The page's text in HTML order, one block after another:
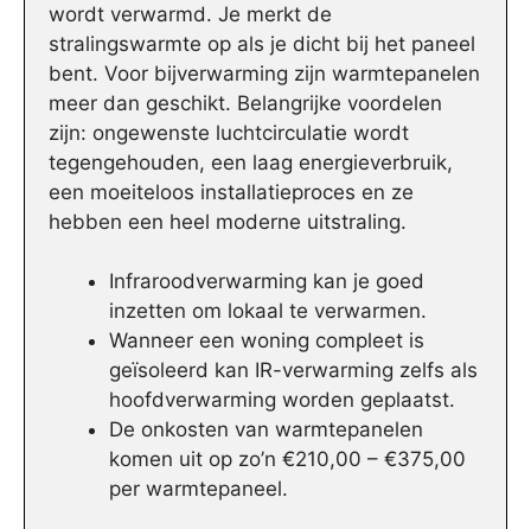
wordt verwarmd. Je merkt de
stralingswarmte op als je dicht bij het paneel
bent. Voor bijverwarming zijn warmtepanelen
meer dan geschikt. Belangrijke voordelen
zijn: ongewenste luchtcirculatie wordt
tegengehouden, een laag energieverbruik,
een moeiteloos installatieproces en ze
hebben een heel moderne uitstraling.
Infraroodverwarming kan je goed
inzetten om lokaal te verwarmen.
Wanneer een woning compleet is
geïsoleerd kan IR-verwarming zelfs als
hoofdverwarming worden geplaatst.
De onkosten van warmtepanelen
komen uit op zo’n €210,00 – €375,00
per warmtepaneel.